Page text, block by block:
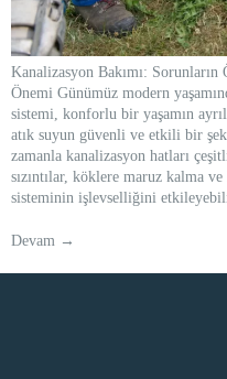
Kanalizasyon Bakımı:
Önemi Günümüz modern
sistemi, konforlu bir yaşamın
atık suyun güvenli ve etkili bir
zamanla kanalizasyon hatları
sızıntılar, köklere maruz kalma
sisteminin işlevselliğini
Devam →